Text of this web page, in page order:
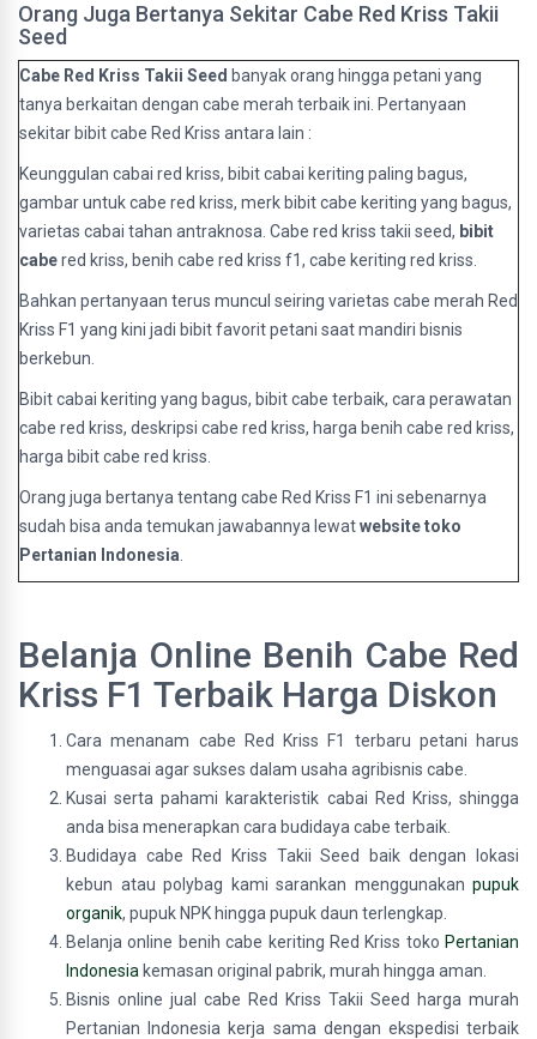
Orang Juga Bertanya Sekitar Cabe Red Kriss Takii
Seed
Cabe Red Kriss Takii Seed banyak orang hingga petani yang
tanya berkaitan dengan cabe merah terbaik ini. Pertanyaan
sekitar bibit cabe Red Kriss antara lain :
Keunggulan cabai red kriss, bibit cabai keriting paling bagus,
gambar untuk cabe red kriss, merk bibit cabe keriting yang bagus,
varietas cabai tahan antraknosa. Cabe red kriss takii seed, bibit
cabered kriss, benih cabe red kriss f1, cabe keriting red kriss.
Bahkan pertanyaan terus muncul seiring varietas cabe merah Red
Kriss F1 yang kini jadi bibit favorit petani saat mandiri bisnis
berkebun.
Bibit cabai keriting yang bagus, bibit cabe terbaik, cara perawatan
cabe red kriss, deskripsi cabe red kriss, harga benih cabe red kriss,
harga bibit cabe red kriss.
Orang juga bertanya tentang cabe Red Kriss F1 ini sebenarnya
sudah bisa anda temukan jawabannya lewatwebsite toko
Pertanian Indonesia
Belanja Online Benih Cabe Red
Kriss F1 Terbaik Harga Diskon
Cara menanam cabe Red Kriss
F1 terbaru petani harus
menguasai agar sukses dalam usaha agribisnis cabe.
Kusai serta pahami karakteristik cabai Red Kriss, shingga
anda bisa menerapkan cara budidaya cabe terbaik.
Budidaya cabe Red Kriss Takii Seed baik dengan lokasi
kebun atau polybag kami sarankan menggunakan pupuk
organik, pupuk NPK hingga pupuk daun terlengkap.
Belanja online benih cabe keriting Red Kriss toko Pertanian
Indonesia kemasan original pabrik, murah hingga aman.
Bisnis online jual cabe Red Kriss Takii Seed harga murah
Pertanian Indonesia kerja sama dengan ekspedisi terbaik